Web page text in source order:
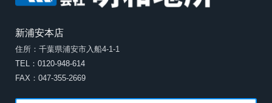
新浦安本店
住所：千葉県浦安市入船4-1-1
TEL：0120-948-614
FAX：047-355-2669